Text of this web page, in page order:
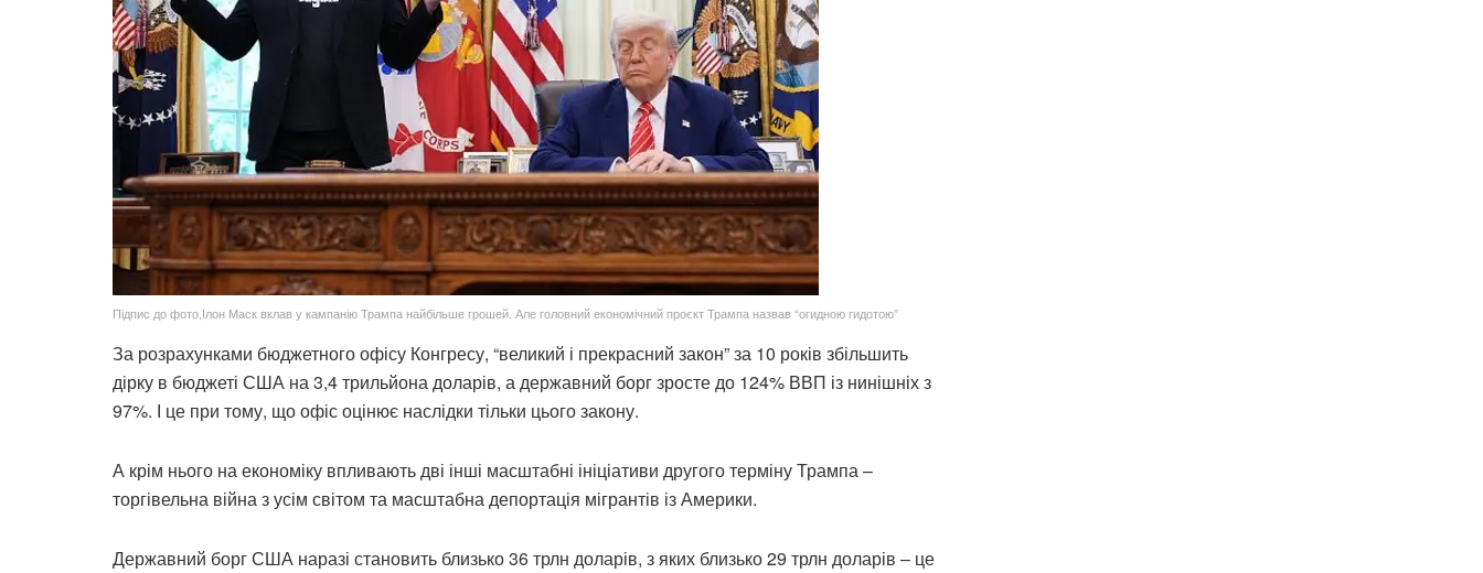
Підпис до фото,Ілон Маск вклав у кампанію Трампа найбільше грошей. Але головний економічний проєкт Трампа назвав “огидною гидотою”
За розрахунками бюджетного офісу Конгресу, “великий і прекрасний закон” за 10 років збільшить
дірку в бюджеті США на 3,4 трильйона доларів, а державний борг зросте до 124% ВВП із нинішніх з
97%. І це при тому, що офіс оцінює наслідки тільки цього закону.
А крім нього на економіку впливають дві інші масштабні ініціативи другого терміну Трампа –
торгівельна війна з усім світом та масштабна депортація мігрантів із Америки.
Державний борг США наразі становить близько 36 трлн доларів, з яких близько 29 трлн доларів – це